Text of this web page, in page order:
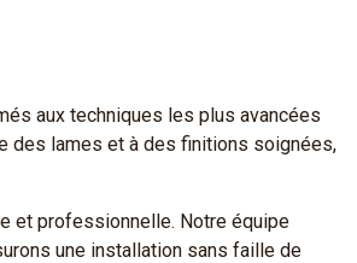
aux techniques les plus avancées
des lames et à des finitions soignées,
et professionnelle. Notre équipe
une installation sans faille de